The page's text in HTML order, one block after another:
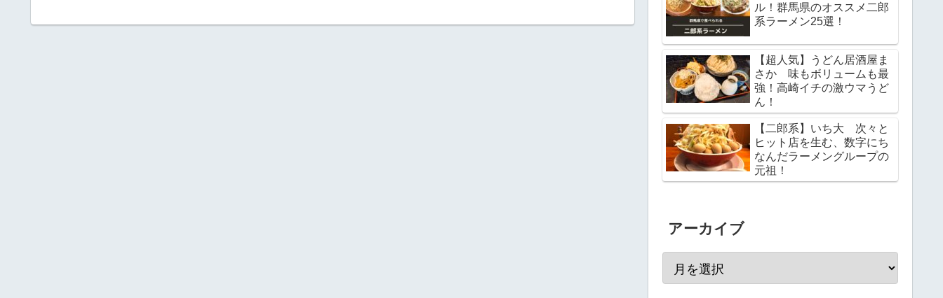
ル！群馬県のオススメ二郎
系ラーメン25選！
【超人気】うどん居酒屋ま
さか 味もボリュームも最
強！高崎イチの激ウマうど
ん！
【二郎系】いち大 次々と
ヒット店を生む、数字にち
なんだラーメングループの
元祖！
アーカイブ